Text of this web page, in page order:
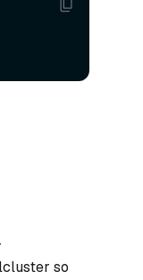
so